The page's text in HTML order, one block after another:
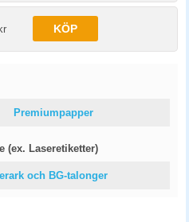
KÖP
Premiumpapper
(ex. Laseretiketter)
och BG-talonger